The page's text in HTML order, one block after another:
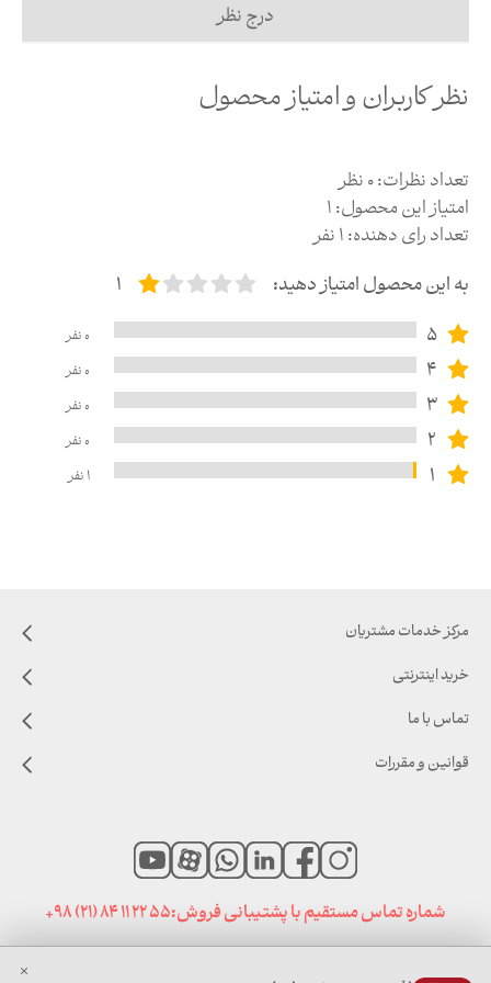
نظر کاربران و امتیاز محصول
درج نظر
تعداد نظرات:0نظر
امتیاز این محصول:1
تعداد رای دهنده:1نفر
به این محصول امتیاز دهید:
1
5
0نفر
4
0نفر
3
0نفر
2
0نفر
1
1نفر
مرکز خدمات مشتریان
خرید اینترنتی
تماس با ما
قوانین و مقررات
شماره تماس مستقیم با پشتیبانی فروش:+98 (21) 84 11 22 55